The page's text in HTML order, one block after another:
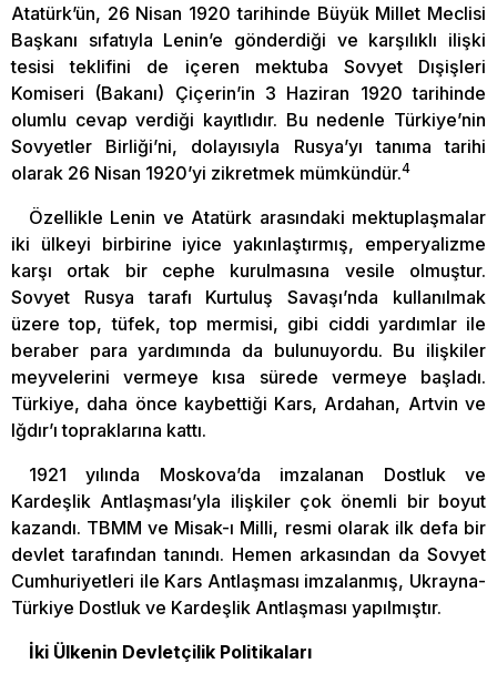
Atatürk’ün, 26 Nisan 1920 tarihinde Büyük Millet Meclisi
Başkanı sıfatıyla Lenin’e gönderdiği ve karşılıklı ilişki
tesisi teklifini de içeren mektuba Sovyet Dışişleri
Komiseri (Bakanı) Çiçerin’in 3 Haziran 1920 tarihinde
olumlu cevap verdiği kayıtlıdır. Bu nedenle Türkiye’nin
Sovyetler Birliği’ni, dolayısıyla Rusya’yı tanıma tarihi
olarak 26 Nisan 1920’yi zikretmek mümkündür.4
Özellikle Lenin ve Atatürk arasındaki mektuplaşmalar
iki ülkeyi birbirine iyice yakınlaştırmış, emperyalizme
karşı ortak bir cephe kurulmasına vesile olmuştur.
Sovyet Rusya tarafı Kurtuluş Savaşı’nda kullanılmak
üzere top, tüfek, top mermisi, gibi ciddi yardımlar ile
beraber para yardımında da bulunuyordu. Bu ilişkiler
meyvelerini vermeye kısa sürede vermeye başladı.
Türkiye, daha önce kaybettiği Kars, Ardahan, Artvin ve
Iğdır’ı topraklarına kattı.
1921 yılında Moskova’da imzalanan Dostluk ve
Kardeşlik Antlaşması’yla ilişkiler çok önemli bir boyut
kazandı. TBMM ve Misak-ı Milli, resmi olarak ilk defa bir
devlet tarafından tanındı. Hemen arkasından da Sovyet
Cumhuriyetleri ile Kars Antlaşması imzalanmış, Ukrayna-
Türkiye Dostluk ve Kardeşlik Antlaşması yapılmıştır.
İki Ülkenin Devletçilik Politikaları